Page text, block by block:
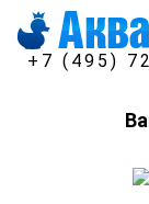
+7 (495)